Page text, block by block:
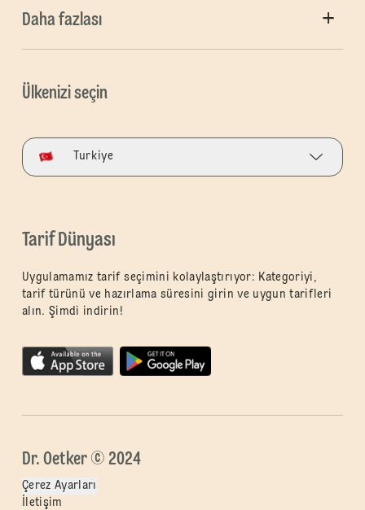
Daha fazlası
Ülkenizi seçin
Turkiye
Tarif Dünyası
Uygulamamız tarif seçimini kolaylaştırıyor: Kategoriyi,
tarif türünü ve hazırlama süresini girin ve uygun tarifleri
alın. Şimdi indirin!
Dr. Oetker © 2024
Çerez Ayarları
İletişim